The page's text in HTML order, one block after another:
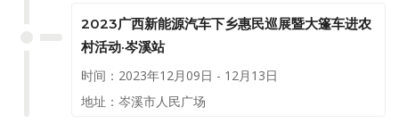
2023广西新能源汽车下乡惠民巡展暨大篷车进农
村活动·岑溪站
时间：2023年12月09日 - 12月13日
地址：岑溪市人民广场